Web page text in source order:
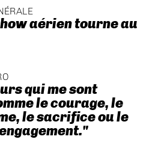
aérien tourne au
qui me sont
le courage, le
le sacrifice ou le